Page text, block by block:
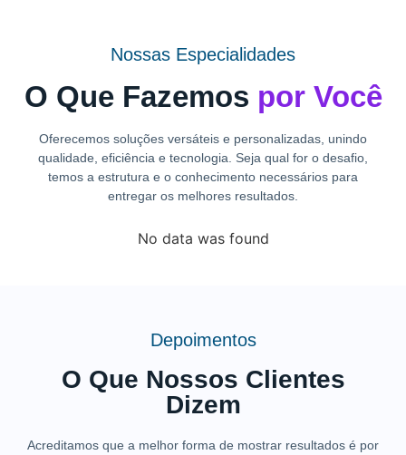
Nossas Especialidades
O Que Fazemos por Você
Oferecemos soluções versáteis e personalizadas, unindo
qualidade, eficiência e tecnologia. Seja qual for o desafio,
temos a estrutura e o conhecimento necessários para
entregar os melhores resultados.
No data was found
Depoimentos
O Que Nossos Clientes
Dizem
Acreditamos que a melhor forma de mostrar resultados é por